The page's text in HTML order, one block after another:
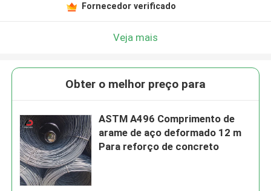
Fornecedor verificado
Veja mais
Obter o melhor preço para
ASTM A496 Comprimento de
arame de aço deformado 12 m
Para reforço de concreto